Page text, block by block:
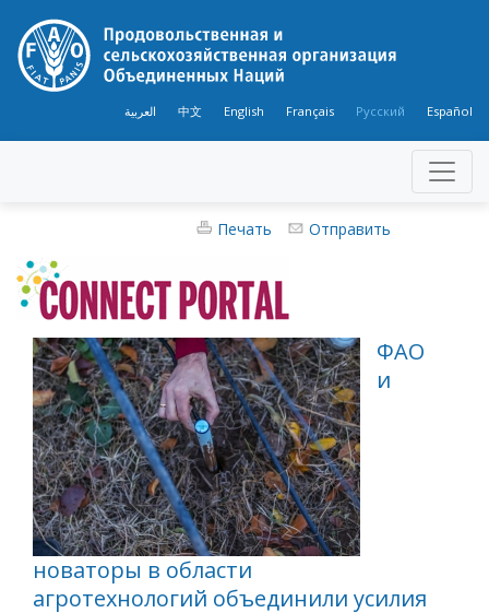
العربية 中文 English Français Русский Español
Печать Отправить
ФАО
и
новаторы в области
агротехнологий объединили усилия